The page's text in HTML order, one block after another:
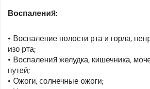
Воспаления:
Воспаление полости рта и горла,
изо рта;
Воспаления желудка, кишечника,
путей;
Ожоги, солнечные ожоги;